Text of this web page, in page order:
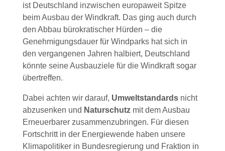
ist Deutschland inzwischen europaweit Spitze
beim Ausbau der Windkraft. Das ging auch durch
den Abbau bürokratischer Hürden – die
Genehmigungsdauer für Windparks hat sich in
den vergangenen Jahren halbiert, Deutschland
könnte seine Ausbauziele für die Windkraft sogar
übertreffen.
Dabei achten wir darauf, Umweltstandards nicht
abzusenken und Naturschutz mit dem Ausbau
Erneuerbarer zusammenzubringen. Für diesen
Fortschritt in der Energiewende haben unsere
Klimapolitiker in Bundesregierung und Fraktion in